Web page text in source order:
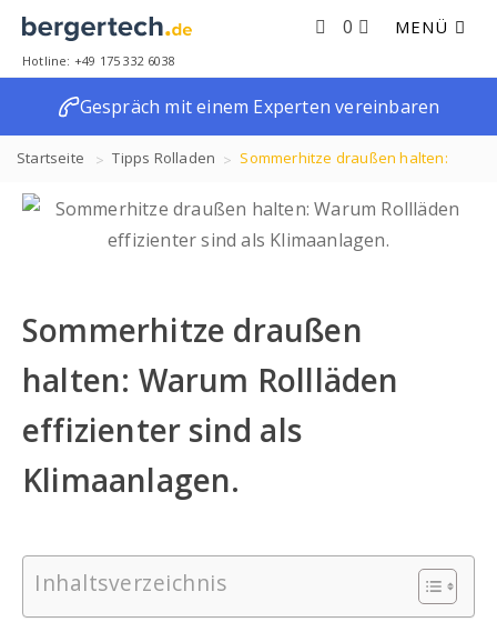
MENÜ
0
Hotline: +49 175 332 6038
Gespräch mit einem Experten vereinbaren
Startseite Tipps Rolladen Sommerhitze draußen halten:
Warum Rollläden effizienter sind als Klimaanlagen.
Sommerhitze draußen
halten: Warum Rollläden
effizienter sind als
Klimaanlagen.
Inhaltsverzeichnis